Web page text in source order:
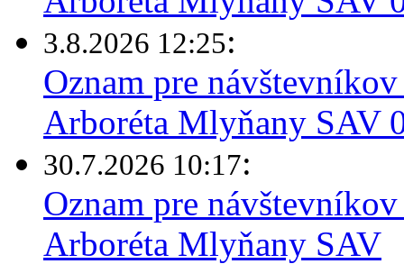
3.8.2026 12:25:
Oznam pre
Arboréta Mlyňany SAV
30.7.2026 10:17:
Oznam pre
Arboréta Mlyňany SAV